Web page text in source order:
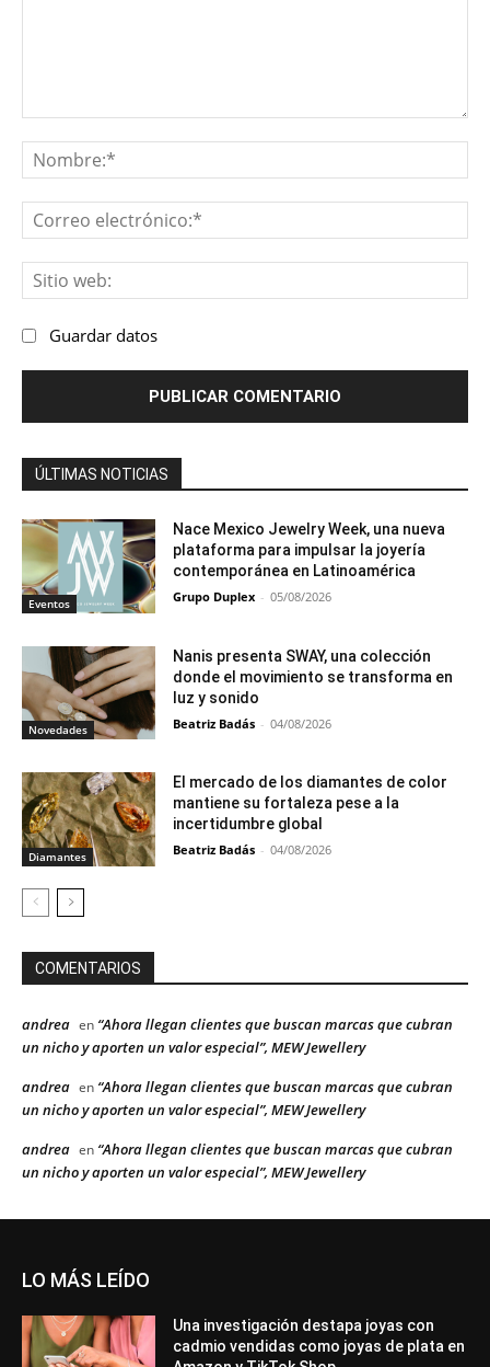
Guardar datos
ÚLTIMAS NOTICIAS
Eventos
Nace Mexico Jewelry Week, una nueva
plataforma para impulsar la joyería
contemporánea en Latinoamérica
Grupo Duplex - 05/08/2026
Novedades
Nanis presenta SWAY, una colección
donde el movimiento se transforma en
luz y sonido
Beatriz Badás - 04/08/2026
Diamantes
El mercado de los diamantes de color
mantiene su fortaleza pese a la
incertidumbre global
Beatriz Badás - 04/08/2026
COMENTARIOS
andrea en “Ahora llegan clientes que buscan marcas que cubran
un nicho y aporten un valor especial”, MEW Jewellery
andrea en “Ahora llegan clientes que buscan marcas que cubran
un nicho y aporten un valor especial”, MEW Jewellery
andrea en “Ahora llegan clientes que buscan marcas que cubran
un nicho y aporten un valor especial”, MEW Jewellery
LO MÁS LEÍDO
Una investigación destapa joyas con
cadmio vendidas como joyas de plata en